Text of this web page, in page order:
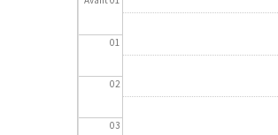
01
02
03